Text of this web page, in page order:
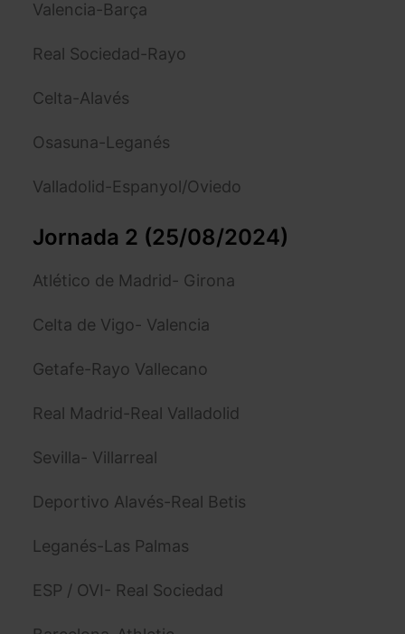
Valencia-Barça
Real Sociedad-Rayo
Celta-Alavés
Osasuna-Leganés
Valladolid-Espanyol/Oviedo
Jornada 2 (25/08/2024)
Atlético de Madrid- Girona
Celta de Vigo- Valencia
Getafe-Rayo Vallecano
Real Madrid-Real Valladolid
Sevilla- Villarreal
Deportivo Alavés-Real Betis
Leganés-Las Palmas
ESP / OVI- Real Sociedad